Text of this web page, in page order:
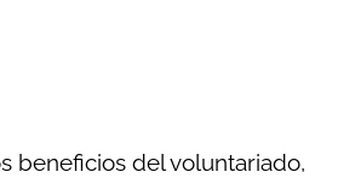
beneficios del voluntariado,